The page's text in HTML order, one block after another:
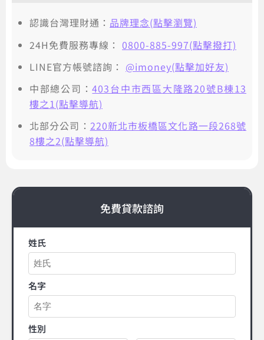
認識台灣理財通： 品牌理念(點擊瀏覽)
24H免費服務專線： 0800-885-997(點擊撥打)
LINE官方帳號諮詢： @imoney(點擊加好友)
中部總公司：403台中市西區大隆路20號B棟13
樓之1(點擊導航)
北部分公司： 220新北市板橋區文化路一段268號
8樓之2(點擊導航)
免費貸款諮詢
姓氏
名字
性別